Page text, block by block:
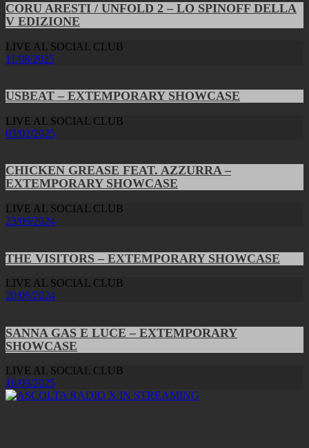
CORU ARESTI / UNFOLD 2 – LO SPINOFF DELLA
V EDIZIONE
LIVE AL SOCIAL CLUB
11/08/2025
USBEAT – EXTEMPORARY SHOWCASE
LIVE AL SOCIAL CLUB
03/02/2025
CHICKEN GREASE FEAT. AZZURRA –
EXTEMPORARY SHOWCASE
LIVE AL SOCIAL CLUB
23/09/2024
THE VISITORS – EXTEMPORARY SHOWCASE
LIVE AL SOCIAL CLUB
20/09/2024
SANNA GAS E LUCE – EXTEMPORARY
SHOWCASE
LIVE AL SOCIAL CLUB
16/09/2025